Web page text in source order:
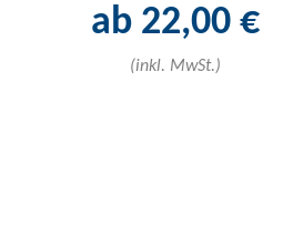
ab 22,00 €
(inkl. MwSt.)